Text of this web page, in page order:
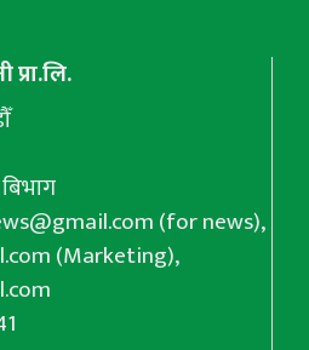
प्रा.लि.
(for news),
(Marketing),